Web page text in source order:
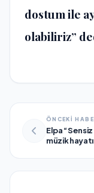
dostum ile
olabiliriz”
ÖNCEKİ
Elpa
müzik